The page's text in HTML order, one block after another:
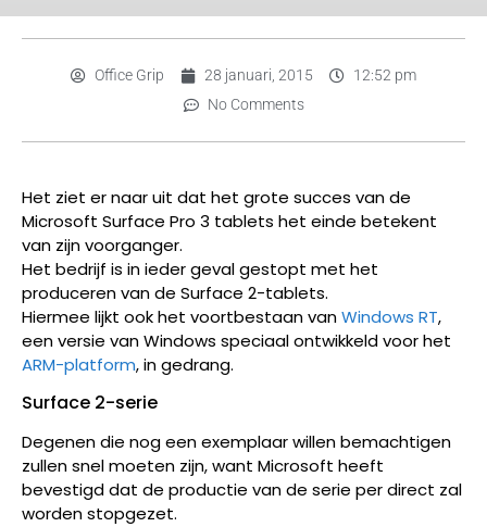
Office Grip 28 januari, 2015
12:52 pm
No Comments
Het ziet er naar uit dat het grote succes van de
Microsoft Surface Pro 3 tablets het einde betekent
van zijn voorganger.
Het bedrijf is in ieder geval gestopt met het
produceren van de Surface 2-tablets.
Hiermee lijkt ook het voortbestaan vanWindows RT,
een versie van Windows speciaal ontwikkeld voor het
ARM-platform, in gedrang.
Surface 2-serie
Degenen die nog een exemplaar willen bemachtigen
zullen snel moeten zijn, want Microsoft heeft
bevestigd dat de productie van de serie per direct zal
worden stopgezet.